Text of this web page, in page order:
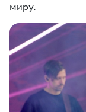
миру.